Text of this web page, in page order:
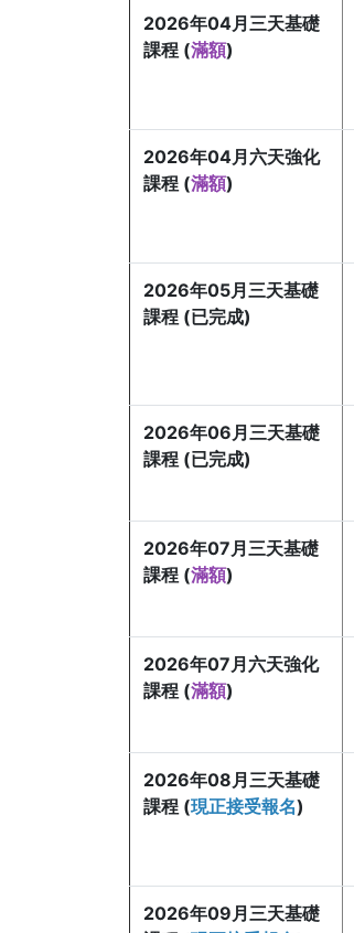
2026年04月三天基礎
課程 (滿額)
2026年04月六天強化
課程 (滿額)
2026年05月三天基礎
課程 (已完成)
2026年06月三天基礎
課程 (已完成)
2026年07月三天基礎
課程 (滿額)
2026年07月六天強化
課程 (滿額)
2026年08月三天基礎
課程 (現正接受報名)
2026年09月三天基礎